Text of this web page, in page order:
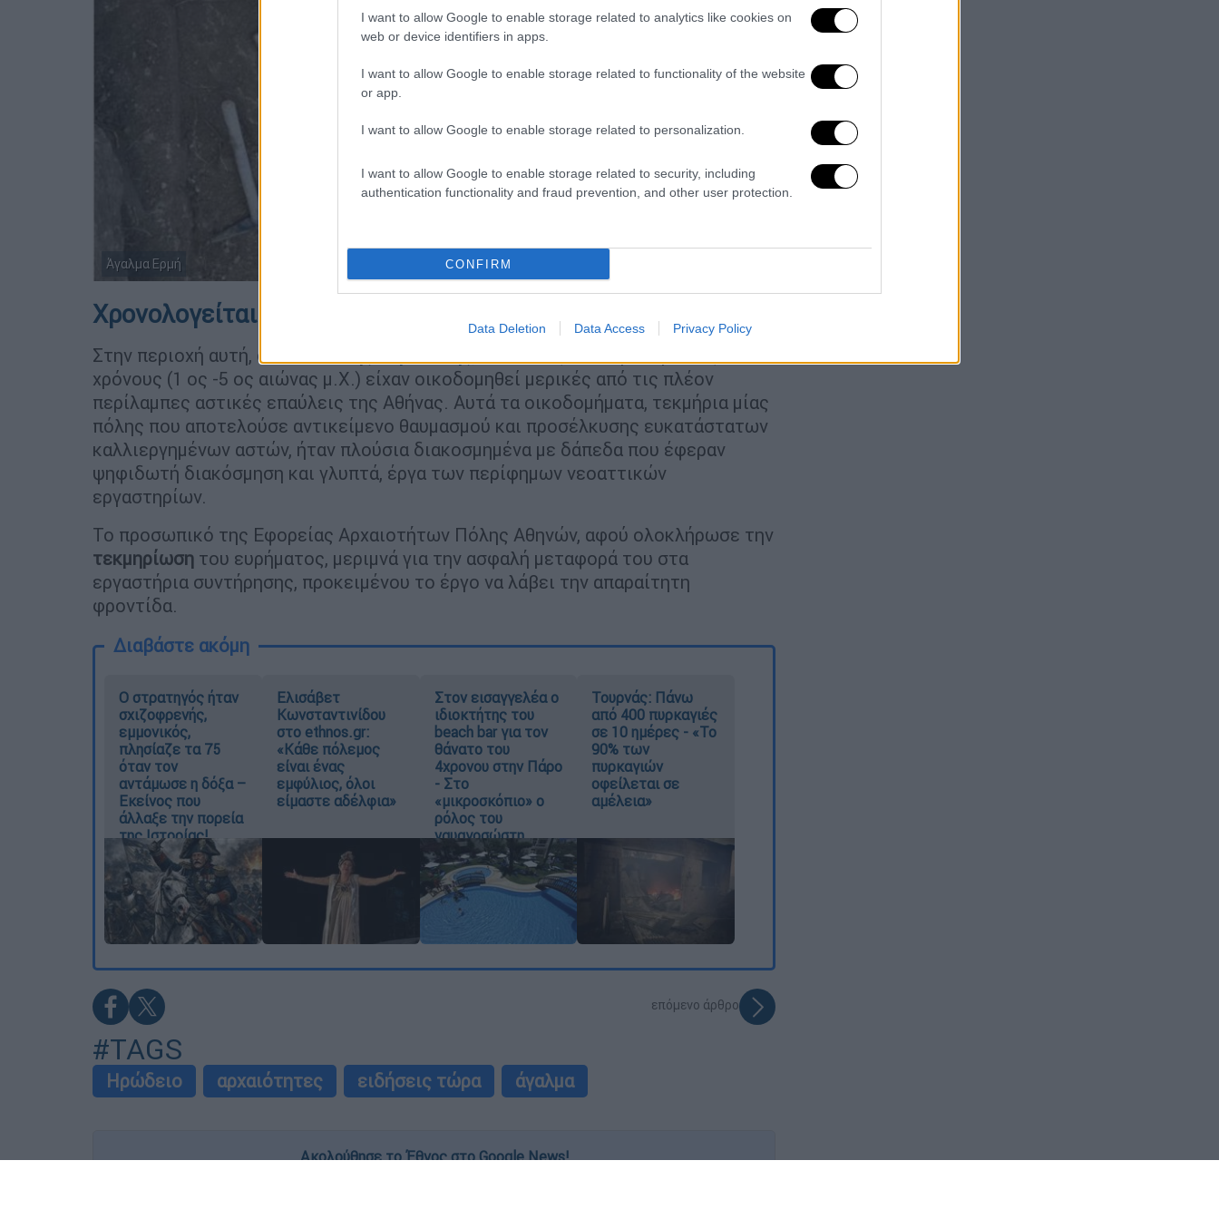
I want to allow Google to enable storage related to analytics like cookies on
web or device identifiers in apps.
I want to allow Google to enable storage related to functionality of the website
or app.
I want to allow Google to enable storage related to personalization.
I want to allow Google to enable storage related to security, including
authentication functionality and fraud prevention, and other user protection.
CONFIRM
Data Deletion Data Access Privacy Policy
Άγαλμα Ερμή
Χρονολογείται στους αυτοκρατορικούς χρόνους
Στην περιοχή αυτή, στα
χρόνους (1 ος -5 ος αιώνας μ.Χ.) είχαν οικοδομηθεί μερικές από τις πλέον
περίλαμπες αστικές επαύλεις της Αθήνας. Αυτά τα οικοδομήματα, τεκμήρια μίας
πόλης που αποτελούσε αντικείμενο θαυμασμού και προσέλκυσης ευκατάστατων
καλλιεργημένων αστών, ήταν πλούσια διακοσμημένα με δάπεδα που έφεραν
ψηφιδωτή διακόσμηση και γλυπτά, έργα των περίφημων νεοαττικών
εργαστηρίων.
Το προσωπικό της Εφορείας Αρχαιοτήτων Πόλης Αθηνών, αφού ολοκλήρωσε την
τεκμηρίωση του ευρήματος, μεριμνά για την ασφαλή μεταφορά του στα
εργαστήρια συντήρησης, προκειμένου το έργο να λάβει την απαραίτητη
φροντίδα.
Διαβάστε ακόμη
O στρατηγός ήταν
σχιζοφρενής,
εμμονικός,
πλησίαζε τα 75
όταν τον
αντάμωσε η δόξα –
Εκείνος που
άλλαξε την πορεία
της Ιστορίας!
Ελισάβετ
Κωνσταντινίδου
στο ethnos.gr:
«Κάθε πόλεμος
είναι ένας
εμφύλιος, όλοι
είμαστε αδέλφια»
Στον εισαγγελέα ο
ιδιοκτήτης του
beach bar για τον
θάνατο του
4χρονου στην Πάρο
- Στο
«μικροσκόπιο» ο
ρόλος του
ναυαγοσώστη
Τουρνάς: Πάνω
από 400 πυρκαγιές
σε 10 ημέρες - «Το
90% των
πυρκαγιών
οφείλεται σε
αμέλεια»
επόμενο άρθρο
#TAGS
Ηρώδειο αρχαιότητες ειδήσεις τώρα άγαλμα
Ακολούθησε το Έθνος στο Google News!